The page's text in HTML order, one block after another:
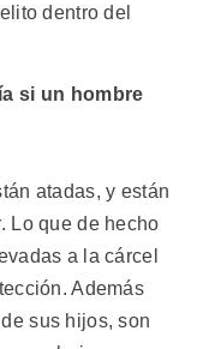
dentro del
si un hombre
atadas, y están
Lo que de hecho
a la cárcel
Además
sus hijos, son